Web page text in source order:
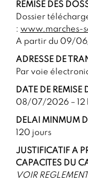
REMISE DES
Dossier
: www.marches-
A partir du 09/
ADRESSE DE
Par voie
DATE DE REMISE
08/07/2026 – 12
DELAI MINMUM
120 jours
JUSTIFICATIF A
CAPACITES DU
VOIR